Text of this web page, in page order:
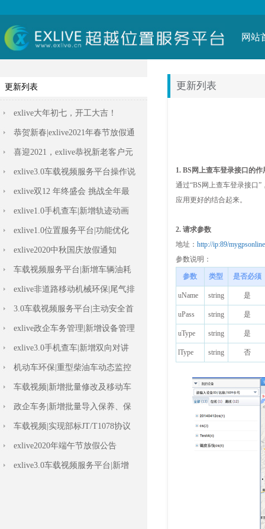
网站
更新列表
exlive大年初七，开工大吉！
恭贺新春|exlive2021年春节放假通
知
喜迎2021，exlive恭祝新老客户元
旦快乐！
exlive3.0车载视频服务平台操作说
明
exlive双12 年终盛会 挑战全年最
低价
exlive1.0手机查车|新增轨迹动画
播放功能
exlive1.0位置服务平台|功能优化
exlive2020中秋国庆放假通知
车载视频服务平台|新增车辆油耗
标定设置
exlive非道路移动机械环保|尾气排
放检测
3.0车载视频服务平台|主动安全首
页上线
exlive政企车务管理|新增设备管理
报表
exlive3.0手机查车|新增双向对讲
功能
机动车环保|重型柴油车动态监控
车载视频|新增批量修改及移动车
辆功能
政企车务|新增批量导入保养、保
险记录等功能
车载视频|实现部标JT/T1078协议
双向对讲
exlive2020年端午节放假公告
exlive3.0车载视频服务平台|新增
更新列表